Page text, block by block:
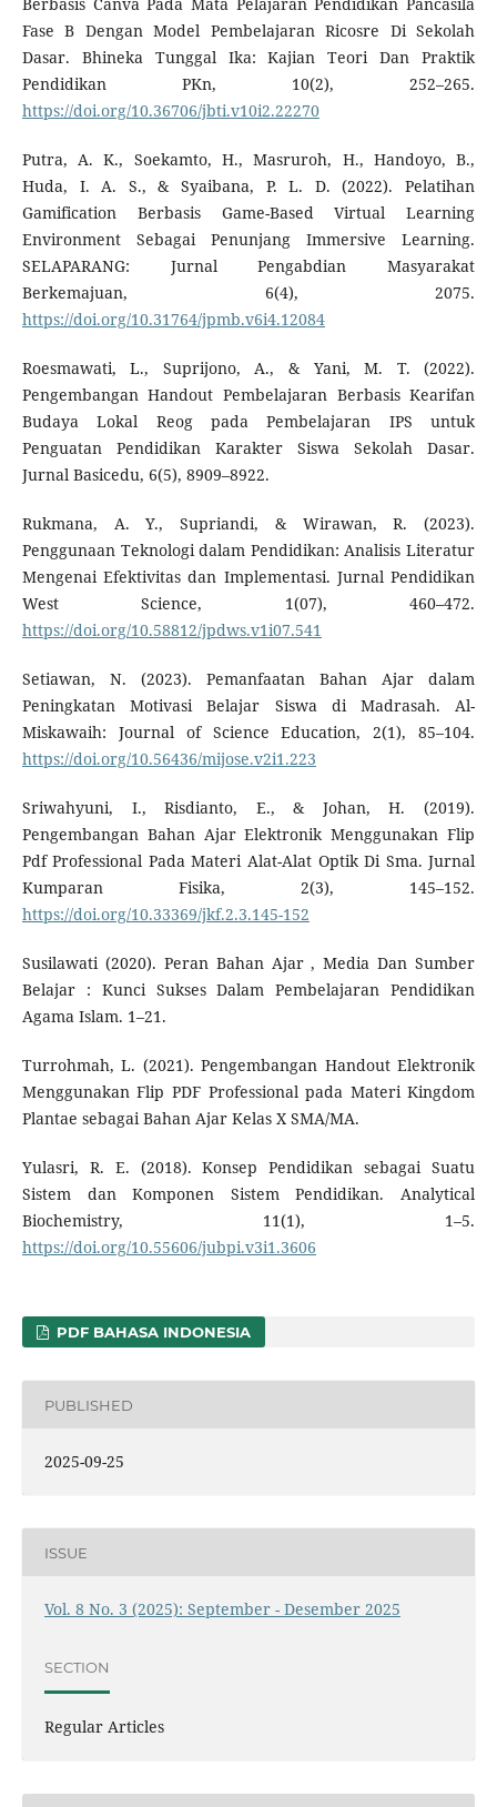
Fase B Dengan Model Pembelajaran Ricosre Di Sekolah
Dasar. Bhineka Tunggal Ika: Kajian Teori Dan Praktik
Pendidikan PKn, 10(2), 252–265.
https://doi.org/10.36706/jbti.v10i2.22270
Putra, A. K., Soekamto, H., Masruroh, H., Handoyo, B.,
Huda, I. A. S., & Syaibana, P. L. D. (2022). Pelatihan
Gamification Berbasis Game-Based Virtual Learning
Environment Sebagai Penunjang Immersive Learning.
SELAPARANG: Jurnal Pengabdian Masyarakat
Berkemajuan, 6(4), 2075.
https://doi.org/10.31764/jpmb.v6i4.12084
Roesmawati, L., Suprijono, A., & Yani, M. T. (2022).
Pengembangan Handout Pembelajaran Berbasis Kearifan
Budaya Lokal Reog pada Pembelajaran IPS untuk
Penguatan Pendidikan Karakter Siswa Sekolah Dasar.
Jurnal Basicedu, 6(5), 8909–8922.
Rukmana, A. Y., Supriandi, & Wirawan, R. (2023).
Penggunaan Teknologi dalam Pendidikan: Analisis Literatur
Mengenai Efektivitas dan Implementasi. Jurnal Pendidikan
West Science, 1(07), 460–472.
https://doi.org/10.58812/jpdws.v1i07.541
Setiawan, N. (2023). Pemanfaatan Bahan Ajar dalam
Peningkatan Motivasi Belajar Siswa di Madrasah. Al-
Miskawaih: Journal of Science Education, 2(1), 85–104.
https://doi.org/10.56436/mijose.v2i1.223
Sriwahyuni, I., Risdianto, E., & Johan, H. (2019).
Pengembangan Bahan Ajar Elektronik Menggunakan Flip
Pdf Professional Pada Materi Alat-Alat Optik Di Sma. Jurnal
Kumparan Fisika, 2(3), 145–152.
https://doi.org/10.33369/jkf.2.3.145-152
Susilawati (2020). Peran Bahan Ajar , Media Dan Sumber
Belajar : Kunci Sukses Dalam Pembelajaran Pendidikan
Agama Islam. 1–21.
Turrohmah, L. (2021). Pengembangan Handout Elektronik
Menggunakan Flip PDF Professional pada Materi Kingdom
Plantae sebagai Bahan Ajar Kelas X SMA/MA.
Yulasri, R. E. (2018). Konsep Pendidikan sebagai Suatu
Sistem dan Komponen Sistem Pendidikan. Analytical
Biochemistry, 11(1), 1–5.
https://doi.org/10.55606/jubpi.v3i1.3606
PDF BAHASA INDONESIA
PUBLISHED
2025-09-25
ISSUE
Vol. 8 No. 3 (2025): September - Desember 2025
SECTION
Regular Articles